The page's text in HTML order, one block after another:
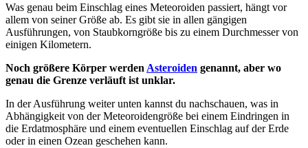
Was genau beim Einschlag eines Meteoroiden passiert, hängt vor
allem von seiner Größe ab. Es gibt sie in allen gängigen
Ausführungen, von Staubkorngröße bis zu einem Durchmesser von
einigen Kilometern.
Noch größere Körper werden Asteroiden genannt, aber wo
genau die Grenze verläuft ist unklar.
In der Ausführung weiter unten kannst du nachschauen, was in
Abhängigkeit von der Meteoroidengröße bei einem Eindringen in
die Erdatmosphäre und einem eventuellen Einschlag auf der Erde
oder in einen Ozean geschehen kann.